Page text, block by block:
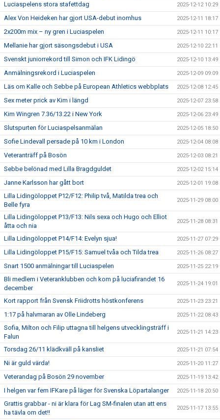
Luciaspelens stora stafettdag 2025-12-12 10:29
Alex Von Heideken har gjort USA-debut inomhus 2025-12-11 18:17
2x200m mix – ny gren i Luciaspelen 2025-12-11 10:17
Mellanie har gjort säsongsdebut i USA 2025-12-10 22:11
Svenskt juniorrekord till Simon och IFK Lidingö 2025-12-10 13:49
Anmälningsrekord i Luciaspelen 2025-12-09 09:09
Läs om Kalle och Sebbe på European Athletics webbplats 2025-12-08 12:45
Sex meter prick av Kim i längd 2025-12-07 23:58
Kim Wingren 7.36/13.22 i New York 2025-12-06 23:49
Slutspurten för Luciaspelsanmälan 2025-12-05 18:50
Sofie Lindevall persade på 10 km i London 2025-12-04 08:08
Veteranträff på Bosön 2025-12-03 08:21
Sebbe belönad med Lilla Bragdguldet 2025-12-02 15:14
Janne Karlsson har gått bort 2025-12-01 19:08
Lilla Lidingöloppet P12/F12: Philip två, Matilda trea och
Belle fyra
2025-11-29 08:00
Lilla Lidingöloppet P13/F13: Nils sexa och Hugo och Elliot
åtta och nia
2025-11-28 08:31
Lilla Lidingöloppet P14/F14: Evelyn sjua! 2025-11-27 07:29
Lilla Lidingöloppet P15/F15: Samuel tvåa och Tilda trea 2025-11-26 08:27
Snart 1500 anmälningar till Luciaspelen 2025-11-25 22:19
Bli medlem i Veteranklubben och kom på luciafirandet 16
december
2025-11-24 19:01
Kort rapport från Svensk Friidrotts höstkonferens 2025-11-23 23:21
1:17 på halvmaran av Olle Lindeberg 2025-11-22 08:43
Sofia, Milton och Filip uttagna till helgens utvecklingsträff i
Falun
2025-11-21 14:23
Torsdag 26/11 klädkväll på kansliet 2025-11-21 07:54
Ni är guld värda! 2025-11-20 11:27
Veterandag på Bosön 29 november 2025-11-19 13:42
I helgen var fem IFKare på läger för Svenska Löpartalanger 2025-11-18 20:50
Grattis grabbar - ni är klara för Lag SM-finalen utan att ens
ha tävla om det!!
2025-11-17 13:55